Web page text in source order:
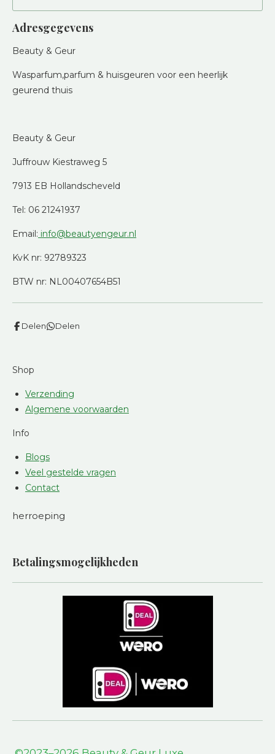
Adresgegevens
Beauty & Geur
Wasparfum,parfum & huisgeuren voor een heerlijk
geurend thuis
Beauty & Geur
Juffrouw Kiestraweg 5
7913 EB Hollandscheveld
Tel: 06 21241937
Email: info@beautyengeur.nl
KvK nr: 92789323
BTW nr: NL00407654B51
Delen Delen
Shop
Verzending
Algemene voorwaarden
Info
Blogs
Veel gestelde vragen
Contact
herroeping
Betalingsmogelijkheden